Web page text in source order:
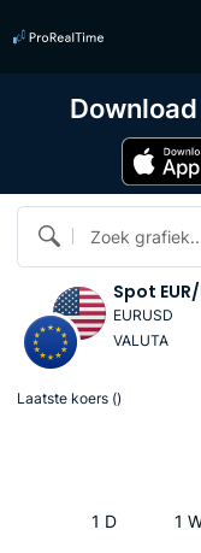
Zoek
Spot
EURUSD
VALUTA
Laatste koers ()
1 D 1
Download